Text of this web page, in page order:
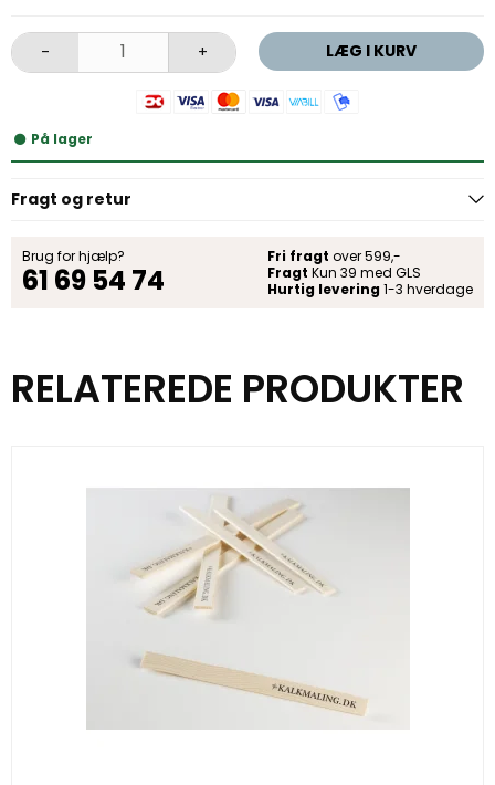
- + LÆG I KURV
På lager
Fragt og retur
Brug for hjælp?
61 69 54 74
Fri fragt over 599,-
Fragt Kun 39 med GLS
Hurtig levering 1-3 hverdage
RELATEREDE PRODUKTER